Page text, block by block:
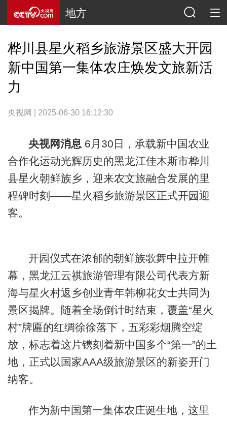
地方
桦川县星火稻乡旅游景区盛大开园
新中国第一集体农庄焕发文旅新活
力
央视网 | 2025-06-30 16:12:30
央视网消息 6月30日，承载新中国农业
合作化运动光辉历史的黑龙江佳木斯市桦川
县星火朝鲜族乡，迎来农文旅融合发展的里
程碑时刻——星火稻乡旅游景区正式开园迎
客。
开园仪式在浓郁的朝鲜族歌舞中拉开帷
幕，黑龙江云祺旅游管理有限公司代表方新
海与星火村返乡创业青年韩柳花女士共同为
景区揭牌。随着全场倒计时结束，覆盖“星火
村”牌匾的红绸徐徐落下，五彩彩烟腾空绽
放，标志着这片镌刻着新中国多个“第一”的土
地，正式以国家AAA级旅游景区的新姿开门
纳客。
作为新中国第一集体农庄诞生地，这里